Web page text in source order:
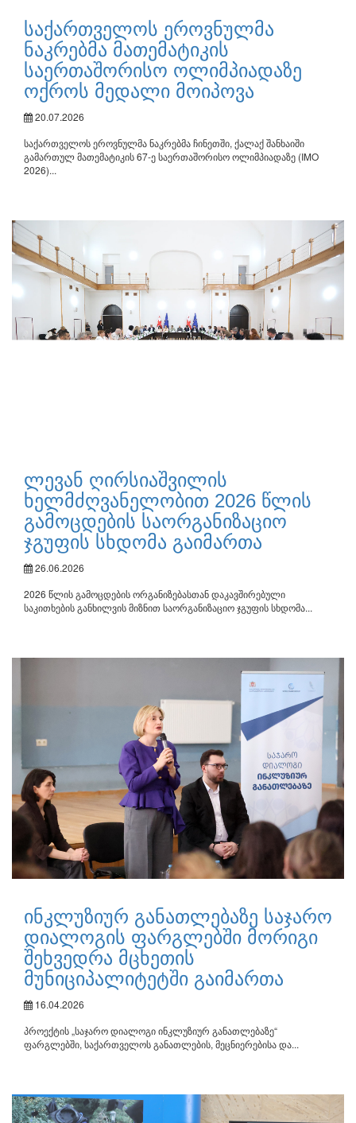
საქართველოს ეროვნულმა
ნაკრებმა მათემატიკის
საერთაშორისო ოლიმპიადაზე
ოქროს მედალი მოიპოვა
20.07.2026
საქართველოს ეროვნულმა ნაკრებმა ჩინეთში, ქალაქ შანხაიში
გამართულ მათემატიკის 67-ე საერთაშორისო ოლიმპიადაზე (IMO
2026)...
ლევან ღირსიაშვილის
ხელმძღვანელობით 2026 წლის
გამოცდების საორგანიზაციო
ჯგუფის სხდომა გაიმართა
26.06.2026
2026 წლის გამოცდების ორგანიზებასთან დაკავშირებული
საკითხების განხილვის მიზნით საორგანიზაციო ჯგუფის სხდომა...
ინკლუზიურ განათლებაზე საჯარო
დიალოგის ფარგლებში მორიგი
შეხვედრა მცხეთის
მუნიციპალიტეტში გაიმართა
16.04.2026
პროექტის „საჯარო დიალოგი ინკლუზიურ განათლებაზე“
ფარგლებში, საქართველოს განათლების, მეცნიერებისა და...